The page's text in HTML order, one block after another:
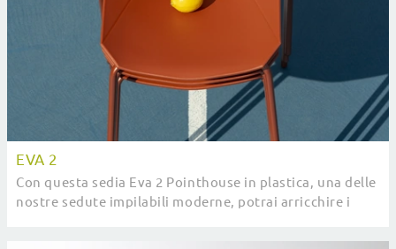
EVA 2
Con questa sedia Eva 2 Pointhouse in plastica, una delle
nostre sedute impilabili moderne, potrai arricchire i